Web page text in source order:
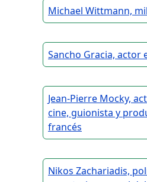
Michael Wittmann,
Sancho Gracia, actor
Jean-Pierre Mocky,
cine, guionista y
francés
Nikos Zachariadis,